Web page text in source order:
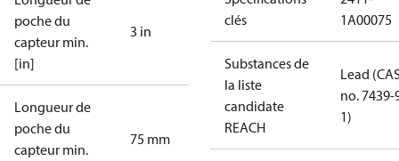
poche du
capteur min.
[in]
3 in
Longueur de
poche du
capteur min.
75 mm
clés
1A00075
Substances de
la liste
candidate
REACH
Lead
no. 7439-
1)